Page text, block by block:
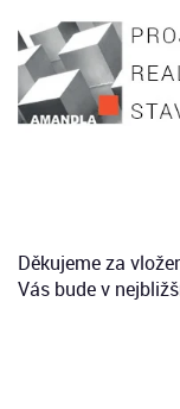
Děkujeme za
Vás bude v